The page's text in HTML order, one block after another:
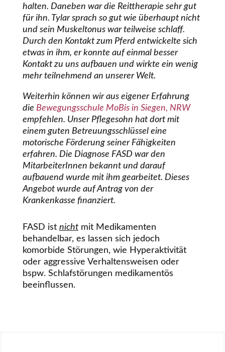
halten. Daneben war die Reittherapie sehr gut
für ihn. Tylar sprach so gut wie überhaupt nicht
und sein Muskeltonus war teilweise schlaff.
Durch den Kontakt zum Pferd entwickelte sich
etwas in ihm, er konnte auf einmal besser
Kontakt zu uns aufbauen und wirkte ein wenig
mehr teilnehmend an unserer Welt.
Weiterhin können wir aus eigener Erfahrung
die Bewegungsschule MoBisin Siegen, NRW
empfehlen. Unser Pflegesohn hat dort mit
einem guten Betreuungsschlüssel eine
motorische Förderung seiner Fähigkeiten
erfahren. Die Diagnose FASD war den
MitarbeiterInnen bekannt und darauf
aufbauend wurde mit ihm gearbeitet. Dieses
Angebot wurde auf Antrag von der
Krankenkasse finanziert.
FASD ist nichtmit Medikamenten
behandelbar, es lassen sich jedoch
komorbide Störungen, wie Hyperaktivität
oder aggressive Verhaltensweisen oder
bspw. Schlafstörungen medikamentös
beeinflussen.